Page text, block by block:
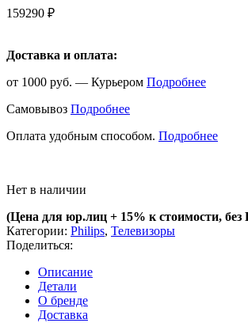
159290 ₽
Доставка и оплата:
от 1000 руб. — Курьером Подробнее
Самовывоз Подробнее
Оплата удобным способом. Подробнее
Нет в наличии
(Цена для юр.лиц + 15% к стоимости,
Категории: Philips, Телевизоры
Поделиться:
Описание
Детали
О бренде
Доставка